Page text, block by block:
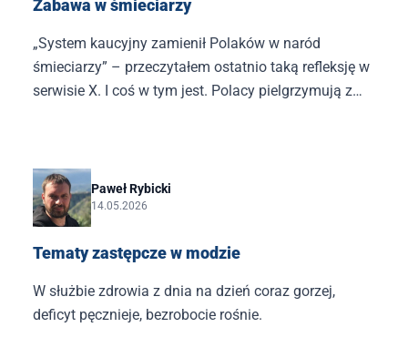
Zabawa w śmieciarzy
„System kaucyjny zamienił Polaków w naród
śmieciarzy” – przeczytałem ostatnio taką refleksję w
serwisie X. I coś w tym jest. Polacy pielgrzymują z
napoju kosztującego, powiedzmy, 2–3 zł jest
doliczana kaucja za butelkę w wysokości 50 gr.
Paweł Rybicki
14.05.2026
Tematy zastępcze w modzie
W służbie zdrowia z dnia na dzień coraz gorzej,
deficyt pęcznieje, bezrobocie rośnie.